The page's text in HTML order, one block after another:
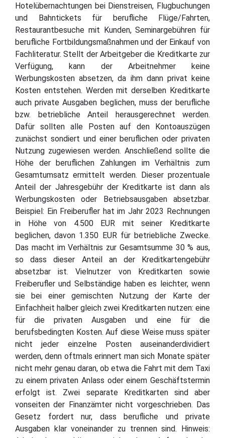
Hotelübernachtungen bei Dienstreisen, Flugbuchungen
und Bahntickets für berufliche Flüge/Fahrten,
Restaurantbesuche mit Kunden, Seminargebühren für
berufliche Fortbildungsmaßnahmen und der Einkauf von
Fachliteratur. Stellt der Arbeitgeber die Kreditkarte zur
Verfügung, kann der Arbeitnehmer keine
Werbungskosten absetzen, da ihm dann privat keine
Kosten entstehen. Werden mit derselben Kreditkarte
auch private Ausgaben beglichen, muss der berufliche
bzw. betriebliche Anteil herausgerechnet werden.
Dafür sollten alle Posten auf den Kontoauszügen
zunächst sondiert und einer beruflichen oder privaten
Nutzung zugewiesen werden. Anschließend sollte die
Höhe der beruflichen Zahlungen im Verhältnis zum
Gesamtumsatz ermittelt werden. Dieser prozentuale
Anteil der Jahresgebühr der Kreditkarte ist dann als
Werbungskosten oder Betriebsausgaben absetzbar.
Beispiel: Ein Freiberufler hat im Jahr 2023 Rechnungen
in Höhe von 4.500 EUR mit seiner Kreditkarte
beglichen, davon 1.350 EUR für betriebliche Zwecke.
Das macht im Verhältnis zur Gesamtsumme 30 % aus,
so dass dieser Anteil an der Kreditkartengebühr
absetzbar ist. Vielnutzer von Kreditkarten sowie
Freiberufler und Selbständige haben es leichter, wenn
sie bei einer gemischten Nutzung der Karte der
Einfachheit halber gleich zwei Kreditkarten nutzen: eine
für die privaten Ausgaben und eine für die
berufsbedingten Kosten. Auf diese Weise muss später
nicht jeder einzelne Posten auseinanderdividiert
werden, denn oftmals erinnert man sich Monate später
nicht mehr genau daran, ob etwa die Fahrt mit dem Taxi
zu einem privaten Anlass oder einem Geschäftstermin
erfolgt ist. Zwei separate Kreditkarten sind aber
vonseiten der Finanzämter nicht vorgeschrieben. Das
Gesetz fordert nur, dass berufliche und private
Ausgaben klar voneinander zu trennen sind. Hinweis: